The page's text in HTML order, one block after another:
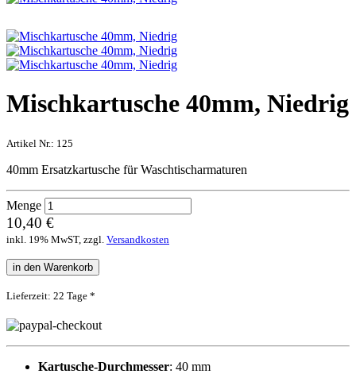
Mischkartusche 40mm, Niedrig
Artikel Nr.: 125
40mm Ersatzkartusche für Waschtischarmaturen
Menge
10,40 €
inkl. 19% MwST, zzgl. Versandkosten
in den Warenkorb
Lieferzeit: 22 Tage *
Kartusche-Durchmesser: 40 mm